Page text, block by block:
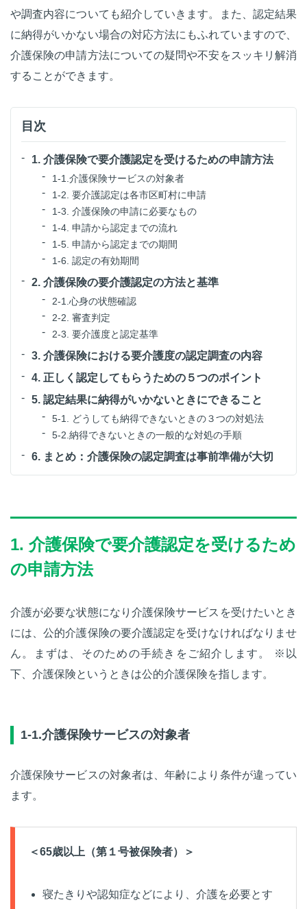
や調査内容についても紹介していきます。また、認定結果
に納得がいかない場合の対応方法にもふれていますので、
介護保険の申請方法についての疑問や不安をスッキリ解消
することができます。
目次
1. 介護保険で要介護認定を受けるための申請方法
1-1.介護保険サービスの対象者
1-2. 要介護認定は各市区町村に申請
1-3. 介護保険の申請に必要なもの
1-4. 申請から認定までの流れ
1-5. 申請から認定までの期間
1-6. 認定の有効期間
2. 介護保険の要介護認定の方法と基準
2-1.心身の状態確認
2-2. 審査判定
2-3. 要介護度と認定基準
3. 介護保険における要介護度の認定調査の内容
4. 正しく認定してもらうための５つのポイント
5. 認定結果に納得がいかないときにできること
5-1. どうしても納得できないときの３つの対処法
5-2.納得できないときの一般的な対処の手順
6. まとめ：介護保険の認定調査は事前準備が大切
1. 介護保険で要介護認定を受けるため
の申請方法
介護が必要な状態になり介護保険サービスを受けたいとき
には、公的介護保険の要介護認定を受けなければなりませ
ん。まずは、そのための手続きをご紹介します。 ※以
下、介護保険というときは公的介護保険を指します。
1-1.介護保険サービスの対象者
介護保険サービスの対象者は、年齢により条件が違ってい
ます。
＜65歳以上（第１号被保険者）＞
寝たきりや認知症などにより、介護を必要とす